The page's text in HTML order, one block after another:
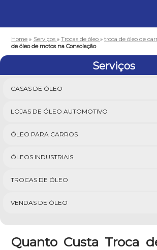
Home » Serviços » Trocas de óleo »troca de óleo de
de óleo de motos na Consolação
Serviços
CASAS DE ÓLEO
LOJAS DE ÓLEO AUTOMOTIVO
ÓLEO PARA CARROS
ÓLEOS INDUSTRIAIS
TROCAS DE ÓLEO
VENDAS DE ÓLEO
Quanto Custa Troca